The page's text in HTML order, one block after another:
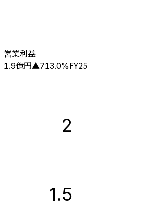
営業利益
1.9億円▲713.0%FY25
1.5
2